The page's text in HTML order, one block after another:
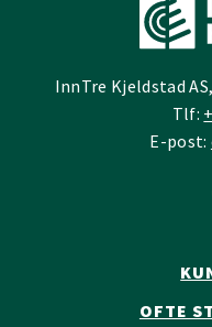
InnTre Kjeldstad
Tlf:
E-post:
OFTE